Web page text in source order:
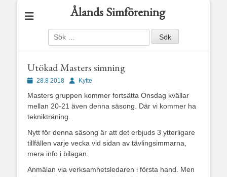
Ålands Simförening
Sök
efter:
Utökad Masters simning
Publicerad
28.8 2018 Författare
Kytte
Masters gruppen kommer fortsätta Onsdag kvällar
mellan 20-21 även denna säsong. Där vi kommer ha
teknikträning.
Nytt för denna säsong är att det erbjuds 3 ytterligare
tillfällen varje vecka vid sidan av tävlingsimmarna,
mera info i bilagan.
Anmälan via verksamhetsledaren i första hand. Men